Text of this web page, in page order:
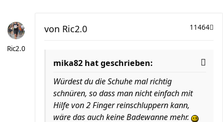
Ric2.0
11464
von Ric2.0
mika82 hat geschrieben:
Würdest du die Schuhe mal richtig
schnüren, so dass man nicht einfach mit
Hilfe von 2 Finger reinschluppern kann,
wäre das auch keine Badewanne mehr.